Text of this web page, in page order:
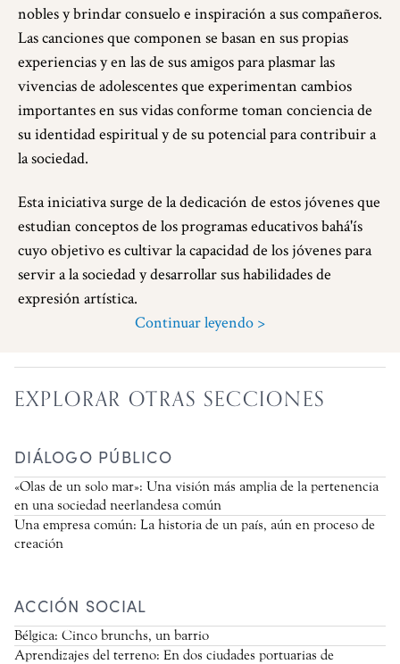
nobles y brindar consuelo e inspiración a sus compañeros.
Las canciones que componen se basan en sus propias
experiencias y en las de sus amigos para plasmar las
vivencias de adolescentes que experimentan cambios
importantes en sus vidas conforme toman conciencia de
su identidad espiritual y de su potencial para contribuir a
la sociedad.
Esta iniciativa surge de la dedicación de estos jóvenes que
estudian conceptos de los programas educativos bahá'ís
cuyo objetivo es cultivar la capacidad de los jóvenes para
servir a la sociedad y desarrollar sus habilidades de
expresión artística.
Continuar leyendo >
EXPLORAR OTRAS SECCIONES
DIÁLOGO PÚBLICO
«Olas de un solo mar»: Una visión más amplia de la pertenencia
en una sociedad neerlandesa común
Una empresa común: La historia de un país, aún en proceso de
creación
ACCIÓN SOCIAL
Bélgica: Cinco brunchs, un barrio
Aprendizajes del terreno: En dos ciudades portuarias de